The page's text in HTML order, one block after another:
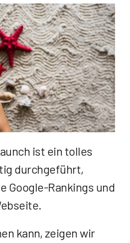
ist ein tolles
durchgeführt,
Google-Rankings und
kann, zeigen wir